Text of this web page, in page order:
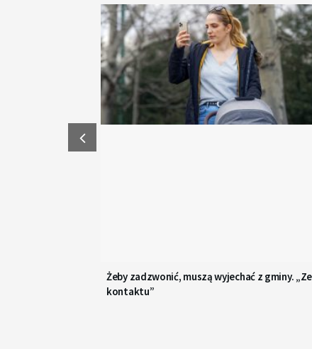
Żeby zadzwonić, muszą wyjechać z gminy.
kontaktu”